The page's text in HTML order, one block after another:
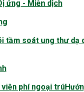
ứng - Miễn dịch
tầm soát ung thư dạ
phí ngoại trú